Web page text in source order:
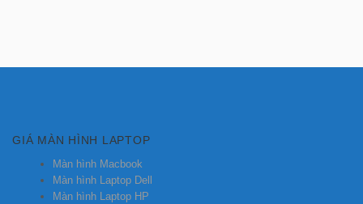
GIÁ MÀN HÌNH LAPTOP
Màn hình Macbook
Màn hình Laptop Dell
Màn hình Laptop HP